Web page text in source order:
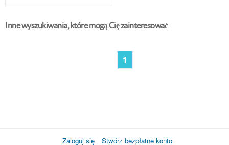
Inne wyszukiwania, które mogą Cię zainteresować
1
Zaloguj się Stwórz bezpłatne konto